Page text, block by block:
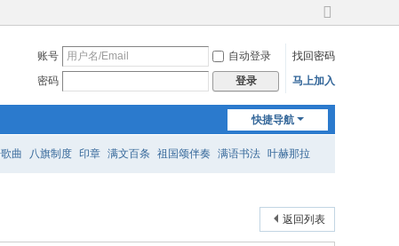
切
到
宽
账号 自动登录
找回密码
密码
登录 马上加入
快捷导航
曲 八旗制度 印章 满文百条 祖国颂伴奏 满语书法 叶赫那拉
返回列表